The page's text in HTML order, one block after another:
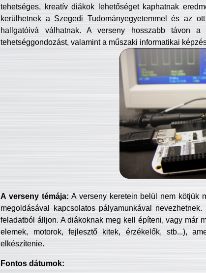
tehetséges, kreatív diákok lehetőséget kaphatnak
kerülhetnek a Szegedi Tudományegyetemmel és az
hallgatóivá válhatnak. A verseny hosszabb távon
tehetséggondozást, valamint a műszaki informatikai
A verseny témája: A verseny keretein belül nem kötjük
megoldásával kapcsolatos pályamunkával
feladatból álljon. A diákoknak meg kell építeni, vagy már
elemek, motorok, fejlesztő kitek, érzékelők, stb...),
elkészítenie.
Fontos dátumok: